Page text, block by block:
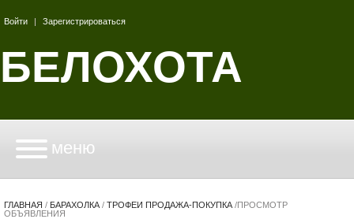
Войти | Зарегистрироваться
БЕЛОХОТА
меню
ГЛАВНАЯ / БАРАХОЛКА / ТРОФЕИ ПРОДАЖА-ПОКУПКА /ПРОСМОТР
ОБЪЯВЛЕНИЯ